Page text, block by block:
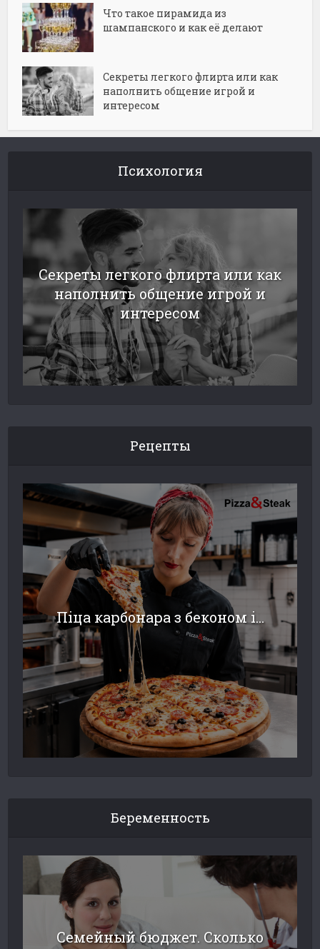
Что такое пирамида из
шампанского и как её делают
Секреты легкого флирта или как
наполнить общение игрой и
интересом
Психология
Секреты легкого флирта или как
наполнить общение игрой и
интересом
Рецепты
Піца карбонара з беконом і...
Беременность
Семейный бюджет. Сколько